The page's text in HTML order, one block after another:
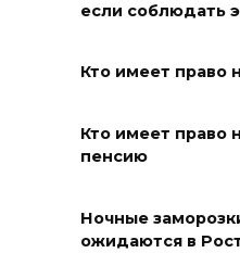
вблизи
06 августа 2026
06 августа 2026
если соблюдать
Кто имеет право
Кто имеет право
пенсию
Ночные
ожидаются в